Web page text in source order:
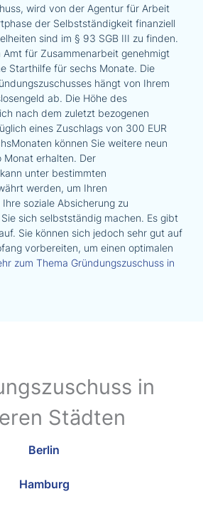
wird von der Agentur für Arbeit
der Selbstständigkeit finanziell
sind im § 93 SGB III zu finden.
Amt für Zusammenarbeit genehmigt
Starthilfe für sechs Monate. Die
hängt von Ihrem
ab. Die Höhe des
nach dem zuletzt bezogenen
eines Zuschlags von 300 EUR
können Sie weitere neun
erhalten. Der
unter bestimmten
werden, um Ihren
soziale Absicherung zu
sich selbstständig machen. Es gibt
Sie können sich jedoch sehr gut auf
vorbereiten, um einen optimalen
zum Thema Gründungszuschuss in
in
Städten
Berlin
Hamburg